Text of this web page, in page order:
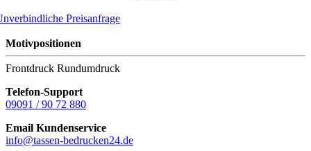
Preisanfrage
Motivpositionen
Frontdruck Rundumdruck
Telefon-Support
09091 / 90 72 880
Email Kundenservice
info@tassen-bedrucken24.de